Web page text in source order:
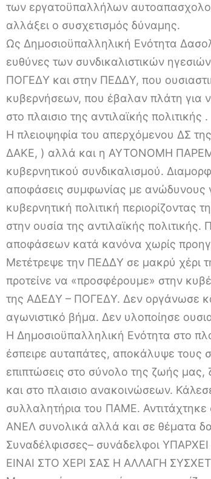
των εργατοϋπαλλήλων
αλλάξει ο συσχετισμός δύναμης.
Ως Δημοσιοϋπαλληλική Ενότητα
ευθύνες των συνδικαλιστικών
ΠΟΓΕΔΥ και στην ΠΕΔΔΥ, που
κυβερνήσεων, που έβαλαν πλάτη για
στο πλαισιο της αντιλαϊκής πολιτικής .
Η πλειοψηφία του απερχόμενου ΔΣ
ΔΑΚΕ, ) αλλά και η ΑΥΤΟΝΟΜΗ
κυβερνητικού συνδικαλισμού.
αποφάσεις συμφωνίας με ανώδυνους
κυβερνητική πολιτική περιορίζοντας
στην ουσία της αντιλαϊκής
αποφάσεων κατά κανόνα χωρίς
Μετέτρεψε την ΠΕΔΔΥ σε μακρύ χέρι
προτείνε να «προσφέρουμε» στην
της ΑΔΕΔΥ – ΠΟΓΕΔΥ. Δεν οργάνωσε
αγωνιστικό βήμα. Δεν υλοποίησε
Η Δημοσιοϋπαλληλική Ενότητα στο
έσπειρε αυταπάτες, αποκάλυψε τους
επιπτώσεις στο σύνολο της ζωής
και στο πλαισιο ανακοινώσεων.
συλλαλητήρια του ΠΑΜΕ.
ΑΝΕΛ συνολικά αλλά και σε θέματα
Συναδέλφισσες– συνάδελφοι
ΕΙΝΑΙ ΣΤΟ ΧΕΡΙ ΣΑΣ Η ΑΛΛΑΓΗ